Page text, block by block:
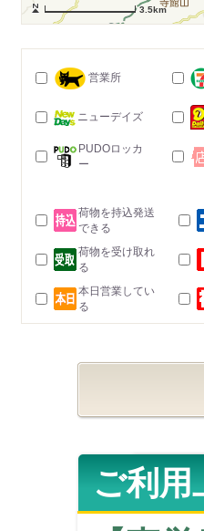
3.5km
営業所
ニューデイズ
PUDOロッカ
ー
荷物を持込発送
できる
荷物を受け取れ
る
本日営業してい
る
ご利用